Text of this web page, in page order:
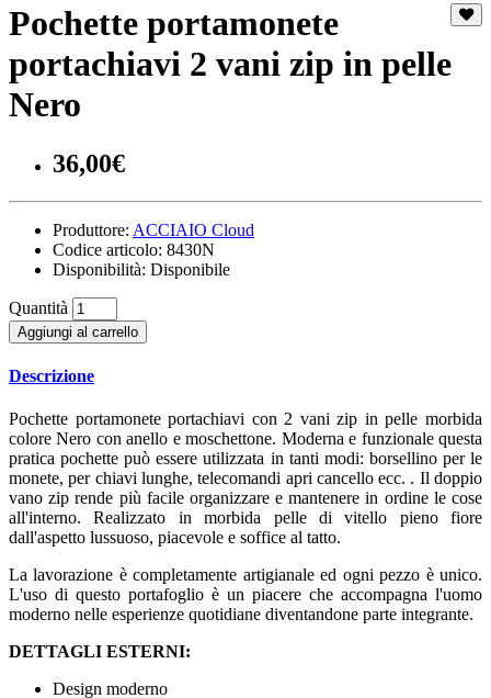
Pochette portamonete
portachiavi 2 vani zip in pelle
Nero
36,00€
Produttore: ACCIAIO Cloud
Codice articolo: 8430N
Disponibilità: Disponibile
Quantità
Aggiungi al carrello
Descrizione
Pochette portamonete portachiavi con 2 vani zip in pelle morbida
colore Nero con anello e moschettone. Moderna e funzionale questa
pratica pochette può essere utilizzata in tanti modi: borsellino per le
monete, per chiavi lunghe, telecomandi apri cancello ecc. . Il doppio
vano zip rende più facile organizzare e mantenere in ordine le cose
all'interno. Realizzato in morbida pelle di vitello pieno fiore
dall'aspetto lussuoso, piacevole e soffice al tatto.
La lavorazione è completamente artigianale ed ogni pezzo è unico.
L'uso di questo portafoglio è un piacere che accompagna l'uomo
moderno nelle esperienze quotidiane diventandone parte integrante.
DETTAGLI ESTERNI:
Design moderno